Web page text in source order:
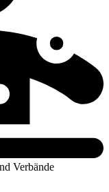
Verbände